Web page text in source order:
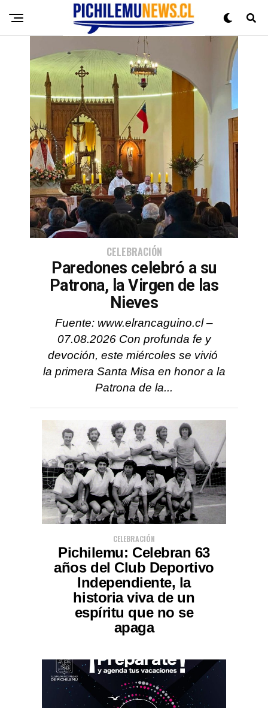
CELEBRACIÓN
Paredones celebró a su
Patrona, la Virgen de las
Nieves
Fuente: www.elrancaguino.cl –
07.08.2026 Con profunda fe y
devoción, este miércoles se vivió
la primera Santa Misa en honor a la
Patrona de la...
CELEBRACIÓN
Pichilemu: Celebran 63
años del Club Deportivo
Independiente, la
historia viva de un
espíritu que no se
apaga